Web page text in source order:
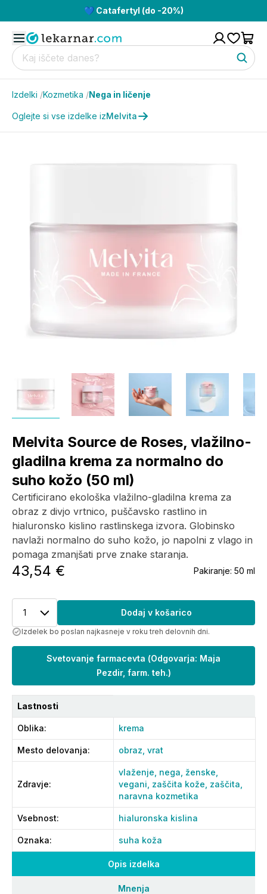
💙 Catafertyl (do -20%)
Izdelki /Kozmetika /Nega in ličenje
Oglejte si vse izdelke izMelvita
Opis izdelka
Mnenja
Melvita Source de Roses, vlažilno-
gladilna krema za normalno do
suho kožo (50 ml)
Certificirano ekološka vlažilno-gladilna krema za
obraz z divjo vrtnico, puščavsko rastlino in
hialuronsko kislino rastlinskega izvora. Globinsko
navlaži normalno do suho kožo, jo napolni z vlago in
pomaga zmanjšati prve znake staranja.
43,54 € Pakiranje: 50 ml
1 Dodaj v košarico
Izdelek bo poslan najkasneje v roku treh delovnih dni.
Svetovanje farmacevta (Odgovarja: Maja
Pezdir, farm. teh.)
Lastnosti
Oblika: krema
Mesto delovanja: obraz, vrat
Zdravje:
vlaženje, nega, ženske,
vegani, zaščita kože, zaščita,
naravna kozmetika
Vsebnost: hialuronska kislina
Oznaka: suha koža